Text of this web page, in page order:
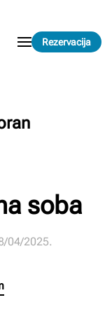
Rezervacija
soba
04/2025.